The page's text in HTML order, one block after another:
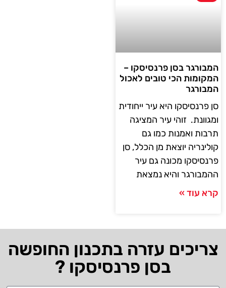
המבורגר בסן פרנסיסקו –
המקומות הכי טובים לאכול
המבורגר
סן פרנסיסקו היא עיר ייחודית
ומגוונת. זוהי עיר המציגה
תרבות ואמנות כמו גם
קולינריה יוצאת מן הכלל, סן
פרנסיסקו מכונה גם עיר
ההמבורגר והיא נמצאת
קרא עוד »
צריכים עזרה בתכנון החופשה
בסן פרנסיסקו ?